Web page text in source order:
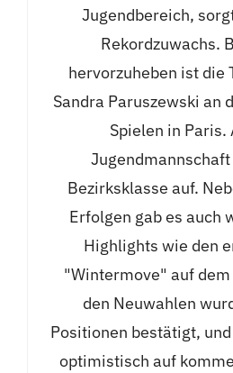
Jugendbereich,
Rekordzuwachs.
hervorzuheben ist die
Sandra Paruszewski an
Spielen in Paris.
Bezirksklasse auf.
Erfolgen gab es auch
Highlights wie den
"Wintermove" auf
den Neuwahlen
Positionen bestätigt,
optimistisch auf